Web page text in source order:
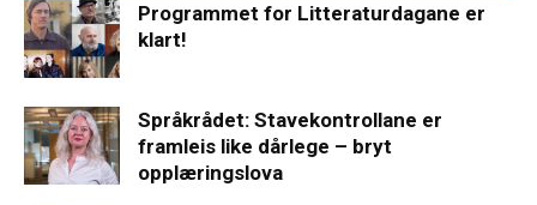
Programmet for Litteraturdagane er
klart!
Språkrådet: Stavekontrollane er
framleis like dårlege – bryt
opplæringslova